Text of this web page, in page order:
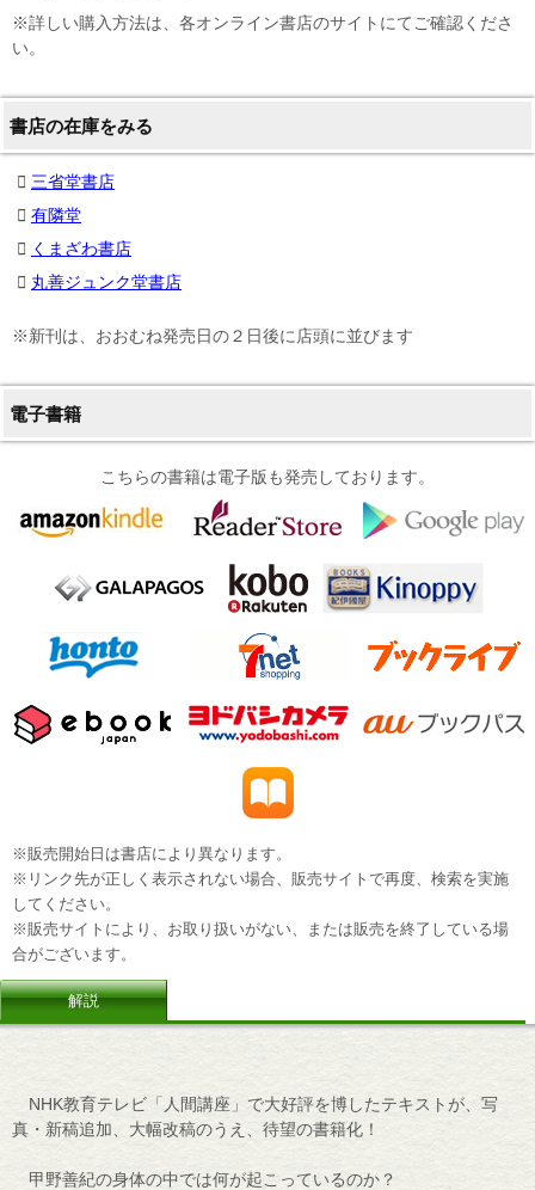
※詳しい購入方法は、各オンライン書店のサイトにてご確認くださ
い。
書店の在庫をみる
三省堂書店
有隣堂
くまざわ書店
丸善ジュンク堂書店
※新刊は、おおむね発売日の２日後に店頭に並びます
電子書籍
こちらの書籍は電子版も発売しております。
※販売開始日は書店により異なります。
※リンク先が正しく表示されない場合、販売サイトで再度、検索を実施
してください。
※販売サイトにより、お取り扱いがない、または販売を終了している場
合がございます。
解説
NHK教育テレビ「人間講座」で大好評を博したテキストが、写
真・新稿追加、大幅改稿のうえ、待望の書籍化！
甲野善紀の身体の中では何が起こっているのか？